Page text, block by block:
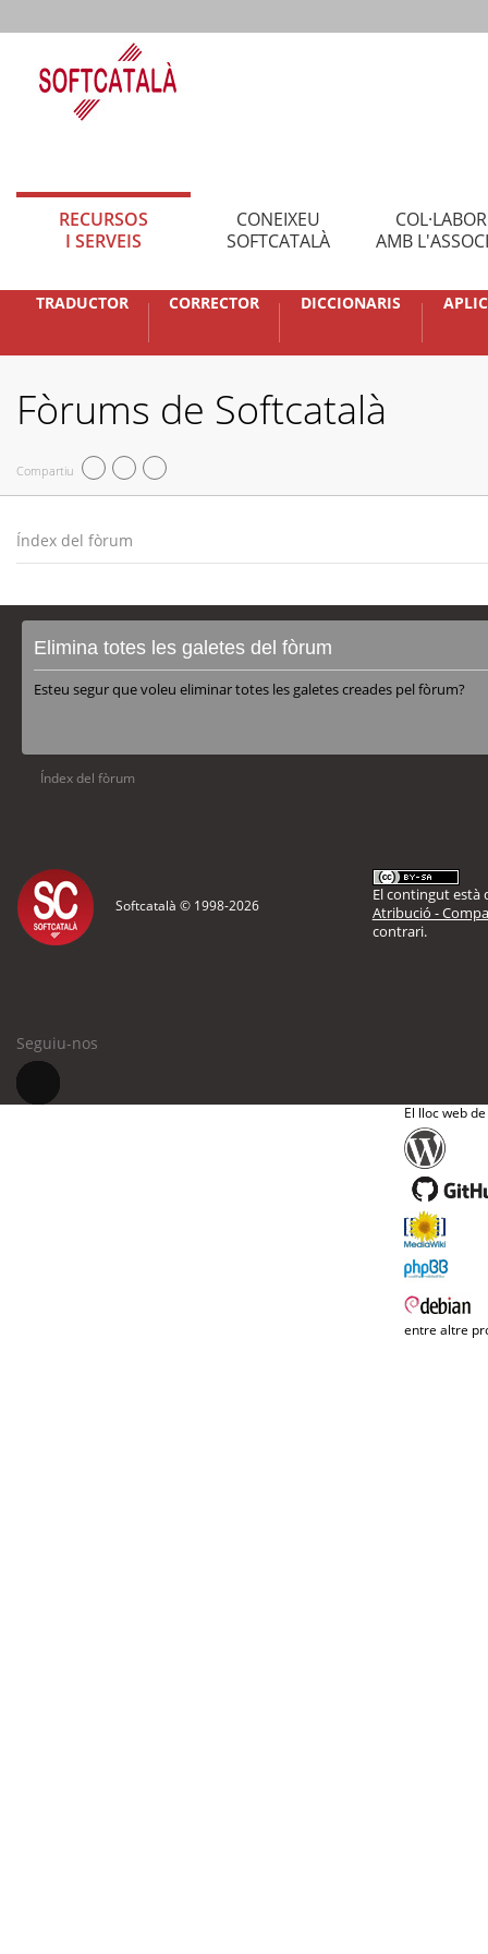
RECURSOS
I SERVEIS
CONEIXEU
SOFTCATALÀ
AMB
TRADUCTOR CORRECTOR DICCIONARIS
Fòrums de Softcatalà
Compartiu
Índex del fòrum
Elimina totes les galetes del fòrum
Esteu segur que voleu eliminar totes les galetes creades pel fòrum?
Índex del fòrum
Softcatalà © 1998-2026
El contingut està
Atribució -
contrari.
Seguiu-nos
El lloc web
entre altre